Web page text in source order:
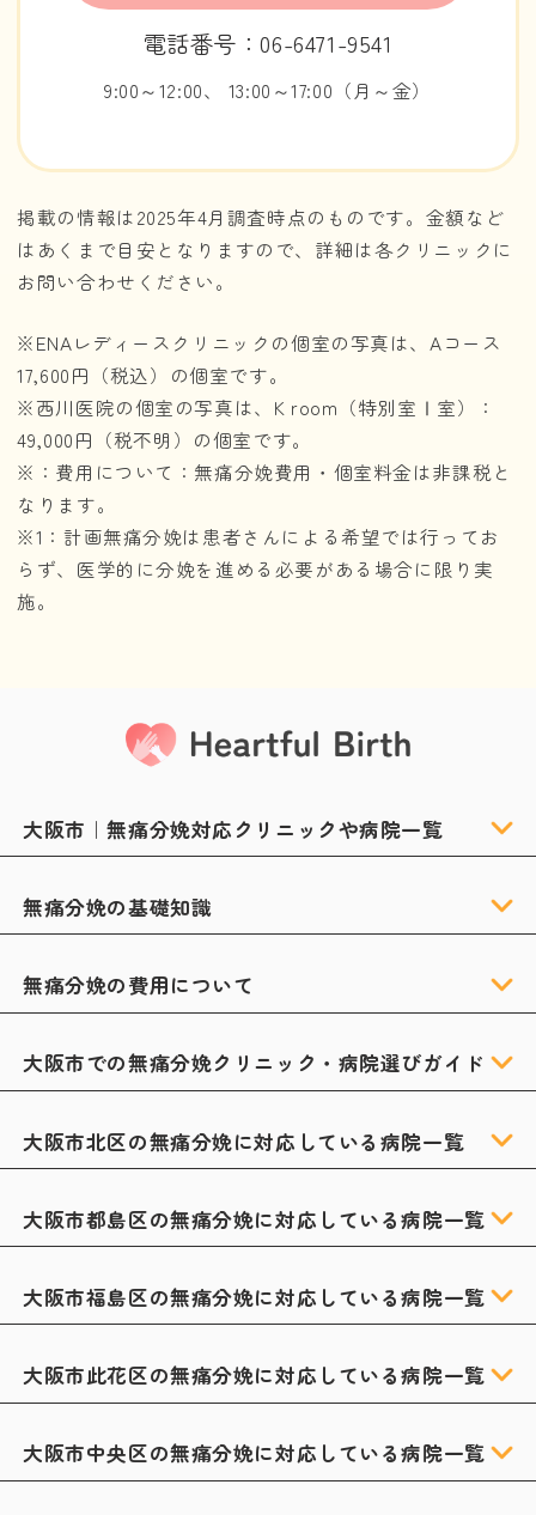
電話番号：06-6471-9541
9:00～12:00、 13:00～17:00（月～金）
掲載の情報は2025年4月調査時点のものです。金額など
はあくまで目安となりますので、詳細は各クリニックに
お問い合わせください。
※ENAレディースクリニックの個室の写真は、Aコース
17,600円（税込）の個室です。
※西川医院の個室の写真は、K room（特別室Ⅰ室）：
49,000円（税不明）の個室です。
※：費用について：無痛分娩費用・個室料金は非課税と
なります。
※1：計画無痛分娩は患者さんによる希望では行ってお
らず、医学的に分娩を進める必要がある場合に限り実
施。
大阪市｜無痛分娩対応クリニックや病院一覧
無痛分娩の基礎知識
無痛分娩の費用について
大阪市での無痛分娩クリニック・病院選びガイド
大阪市北区の無痛分娩に対応している病院一覧
大阪市都島区の無痛分娩に対応している病院一覧
大阪市福島区の無痛分娩に対応している病院一覧
大阪市此花区の無痛分娩に対応している病院一覧
大阪市中央区の無痛分娩に対応している病院一覧